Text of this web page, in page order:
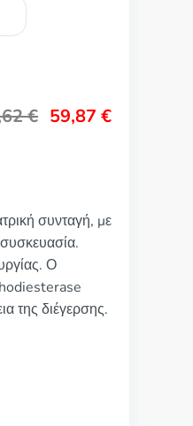
€ 59,87 €
συνταγή, με
Ο
της διέγερσης.